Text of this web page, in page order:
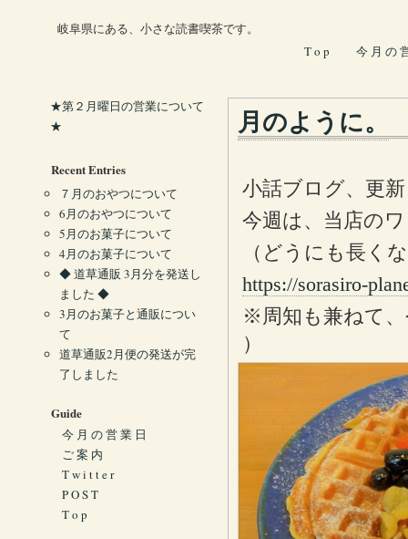
岐阜県にある、小さな読書喫茶です。
T o p
今 月 の
月のように。
小話ブログ、更
今週は、当店の
（どうにも長く
https://sorasiro-
※周知も兼ねて
）
★第２月曜日の営業について
★
Recent Entries
７月のおやつについて
6月のおやつについて
5月のお菓子について
4月のお菓子について
◆ 道草通販 3月分を発送し
ました ◆
3月のお菓子と通販につい
て
道草通販2月便の発送が完
了しました
Guide
今 月 の 営 業 日
ご 案 内
T w i t t e r
P O S T
T o p